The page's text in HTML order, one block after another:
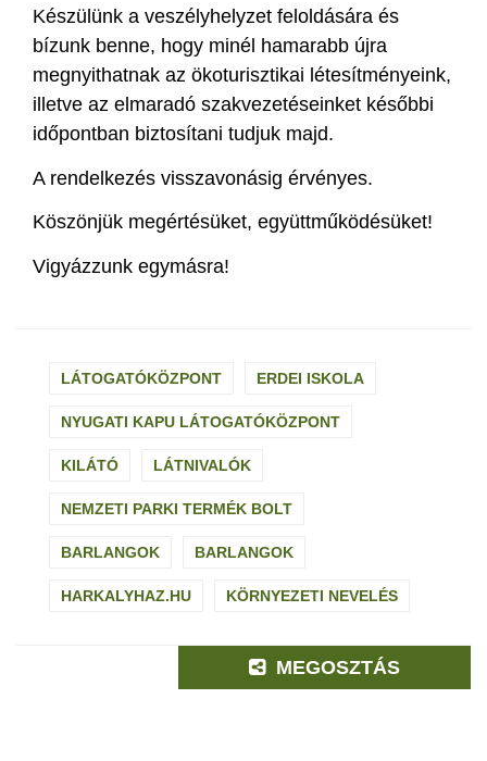
Készülünk a veszélyhelyzet feloldására és
bízunk benne, hogy minél hamarabb újra
megnyithatnak az ökoturisztikai létesítményeink,
illetve az elmaradó szakvezetéseinket későbbi
időpontban biztosítani tudjuk majd.
A rendelkezés visszavonásig érvényes.
Köszönjük megértésüket, együttműködésüket!
Vigyázzunk egymásra!
LÁTOGATÓKÖZPONT ERDEI ISKOLA
NYUGATI KAPU LÁTOGATÓKÖZPONT​
KILÁTÓ LÁTNIVALÓK
NEMZETI PARKI TERMÉK BOLT
BARLANGOK BARLANGOK
HARKALYHAZ.HU KÖRNYEZETI NEVELÉS
MEGOSZTÁS